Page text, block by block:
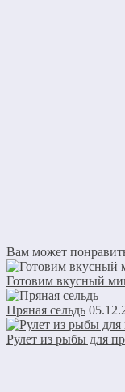
Вам может
Готовим вкусный
Пряная сельдь
Рулет из рыбы для